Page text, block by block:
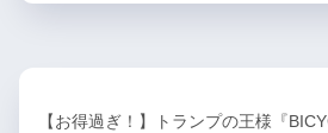
【お得過ぎ！】トランプの王様『